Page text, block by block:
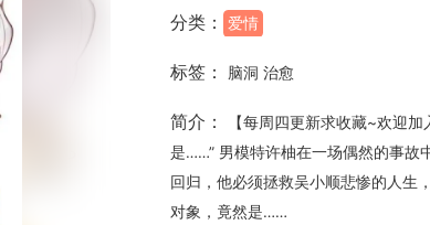
分类： 爱情
标签： 脑洞 治愈
简介：
【每周四更新求收藏~欢迎
是……” 男模特许柚在一场偶然的事故
回归，他必须拯救吴小顺悲惨的人生
对象，竟然是……